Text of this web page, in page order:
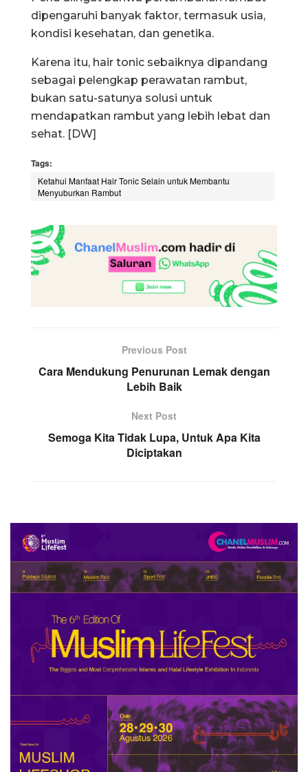
dipengaruhi banyak faktor, termasuk usia,
kondisi kesehatan, dan genetika.
Karena itu, hair tonic sebaiknya dipandang
sebagai pelengkap perawatan rambut,
bukan satu-satunya solusi untuk
mendapatkan rambut yang lebih lebat dan
sehat. [DW]
Tags:
Ketahui Manfaat Hair Tonic Selain untuk Membantu
Menyuburkan Rambut
Previous Post
Cara Mendukung Penurunan Lemak dengan
Lebih Baik
Next Post
Semoga Kita Tidak Lupa, Untuk Apa Kita
Diciptakan